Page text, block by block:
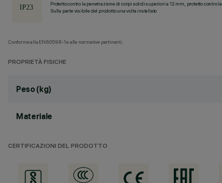
Protetto contro la penetrazione di corpi solidi superiori a 12 mm, protetto contro
Sulla parte visibile del prodotto una volta installato
Conforme alla EN60598-1 e alle normative pertinenti.
PROPRIETÀ FISICHE
Peso (kg)
Materiale
CERTIFICAZIONI DEL PRODOTTO